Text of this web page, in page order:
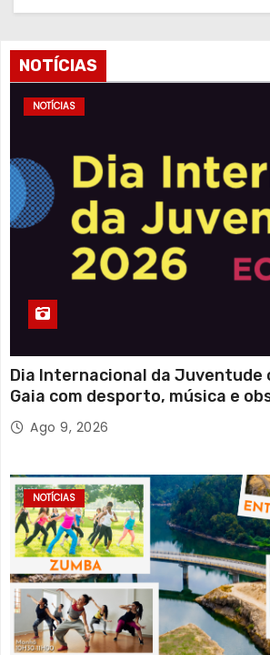
NOTÍCIAS
NOTÍCIAS
Dia Internacional da Juventude
Gaia com desporto, música e
eclipse solar
Ago 9, 2026
NOTÍCIAS